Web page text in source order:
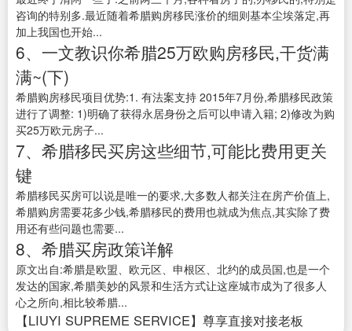
咨询的特别多.最近随着希腊购房移民涨价的细则基本尘埃落定,再
加上我国也开始...
6、一文教识你希腊25万欧购房移民,干货满
满~(下)
希腊购房移民项目优势:1. 有法案支持 2015年7月份,希腊移民政策
进行了调整: 1)明确了获得永居身份之后可以申请入籍; 2)修改为购
买25万欧元房子...
7、希腊移民买房这些细节,可能比费用更关
键
希腊移民买房可以说是唯一的要求,大多数人都关注在房产价值上,
希腊购房需要花多少钱,希腊移民的费用也就成为焦点,其实除了费
用还有些问题也需要...
8、希腊买房政策详解
原文出自:希腊是欧盟、欧元区、申根区、北约的成员国,也是一个
发达的国家,希腊美妙的风景和生活方式让这座城市成为了很多人
心之所向,相比较希腊...
【LIUYI SUPREME SERVICE】尊享直接对接老板